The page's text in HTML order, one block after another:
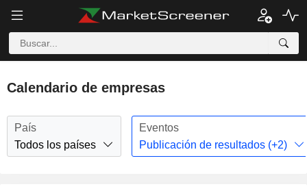
Calendario de empresas
País
Todos los países
Eventos
Publicación de resultados (+2)